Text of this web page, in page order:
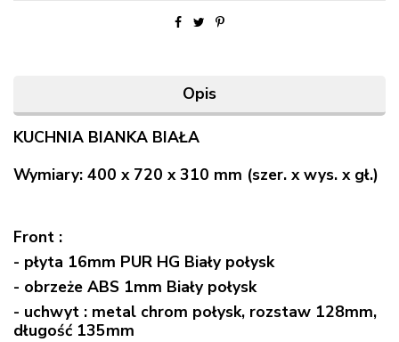
Opis
KUCHNIA BIANKA BIAŁA
Wymiary: 400 x 720 x 310 mm (szer. x wys. x gł.)
Front :
- płyta 16mm PUR HG Biały połysk
- obrzeże ABS 1mm Biały połysk
- uchwyt : metal chrom połysk, rozstaw 128mm,
długość 135mm